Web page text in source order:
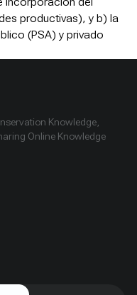
productivas), y b) la
(PSA) y privado
Knowledge,
Online Knowledge